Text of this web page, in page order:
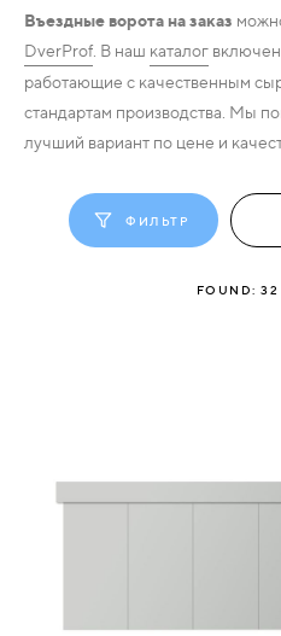
СТАТЬИ
СВЯЗАТЬСЯ
С
НАМИ
ВОЙТИ
Въездные ворота на заказ
DverProf . В наш каталог
работающие с качественным
стандартам производства. Мы
лучший вариант по цене и
ФИЛЬТР
FOUND: 32